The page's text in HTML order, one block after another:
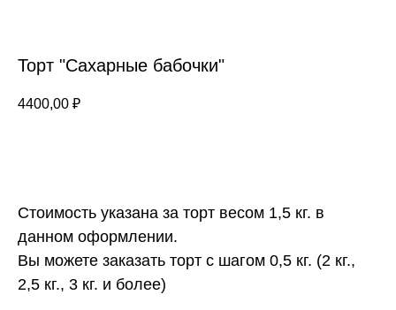
Торт "Сахарные бабочки"
4400,00 ₽
Стоимость указана за торт весом 1,5 кг. в
данном оформлении.
Вы можете заказать торт с шагом 0,5 кг. (2 кг.,
2,5 кг., 3 кг. и более)